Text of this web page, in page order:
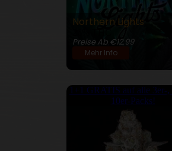
Northern Lights
Preise Ab €12.99
Mehr Info
1+1 GRATIS auf alle 3er-
10er-Packs!